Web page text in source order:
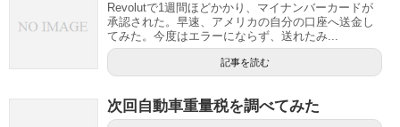
Revolutで1週間ほどかかり、マイナンバーカードが
承認された。早速、アメリカの自分の口座へ送金し
てみた。今度はエラーにならず、送れたみ...
記事を読む
次回自動車重量税を調べてみた